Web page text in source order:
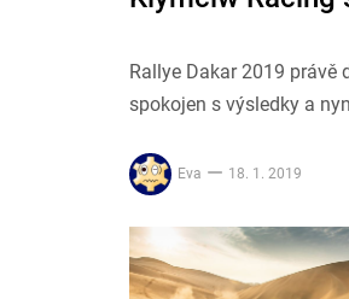
Rallye Dakar 2019
spokojen s výsledky a
Eva 18. 1. 2019